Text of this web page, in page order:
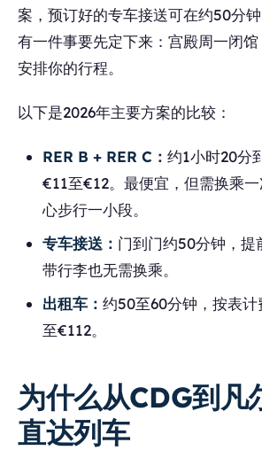
案，预订好的专车接送可在约50分钟
有一件事要先定下来：宫殿周一闭
安排你的行程。
以下是2026年主要方案的比较：
RER B + RER C： 约1小时20分
€11至€12。最便宜，但需换乘
心步行一小段。
专车接送： 门到门约50分钟，提
带行李也无需换乘。
出租车： 约50至60分钟，按表
至€112。
为什么从CDG到凡
直达列车